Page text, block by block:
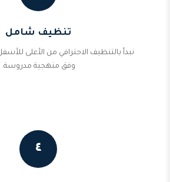
تنظيف شامل
نبدأ بالتنظيف الاحترافي من الأعلى
وفق منهجية مدروسة.
٤